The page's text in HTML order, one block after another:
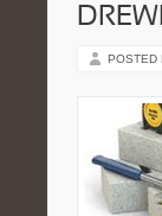
POSTED